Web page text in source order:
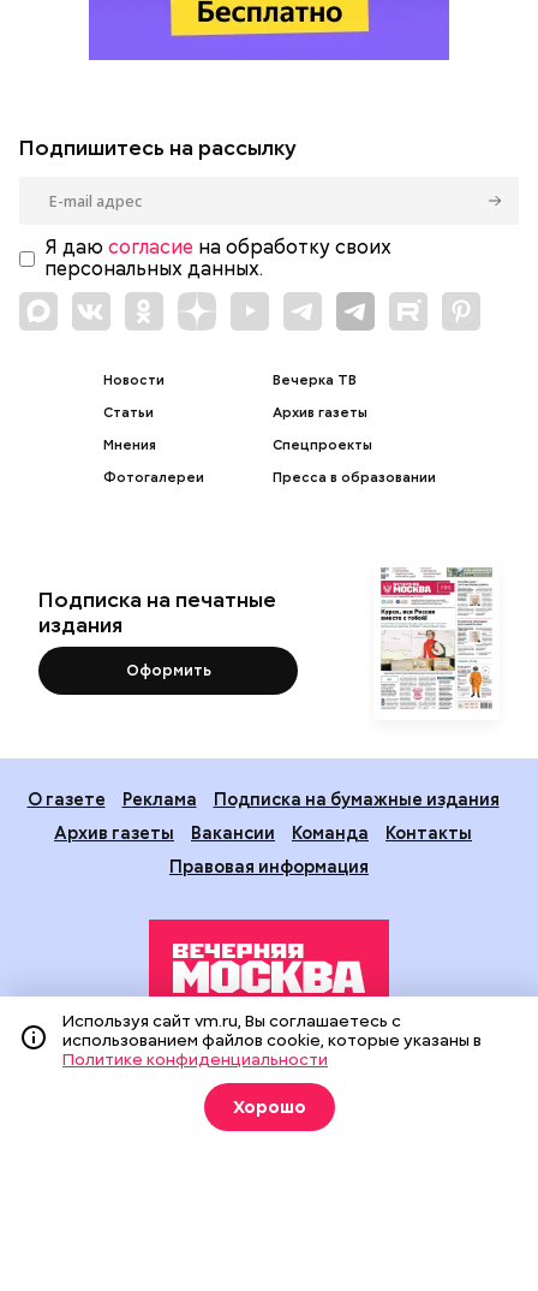
Подпишитесь на рассылку
Я даю согласие на обработку своих
персональных данных.
Новости
Статьи
Мнения
Фотогалереи
Вечерка ТВ
Архив газеты
Спецпроекты
Пресса в образовании
Подписка на печатные
издания
Оформить
О газете Реклама
Подписка на бумажные издания
Архив газеты
Вакансии Команда
Контакты
Правовая информация
Издание создано при финансовой поддержке Департамента
средств массовой информации и рекламы города Москвы.
На сайте применяются рекомендательные технологии
(информационные технологии предоставления информации
на основе сбора, систематизации и анализа сведений,
Используя сайт vm.ru, Вы соглашаетесь с
использованием файлов cookie, которые указаны в
Политике конфиденциальности
Хорошо